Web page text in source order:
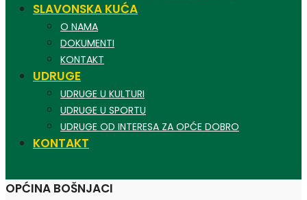
SLAVONSKA KUĆA
O NAMA
DOKUMENTI
KONTAKT
UDRUGE
UDRUGE U KULTURI
UDRUGE U SPORTU
UDRUGE OD INTERESA ZA OPĆE DOBRO
KONTAKT
OPĆINA BOŠNJACI